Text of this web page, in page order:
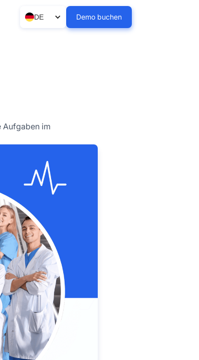
DE Demo buchen
Aufgaben im